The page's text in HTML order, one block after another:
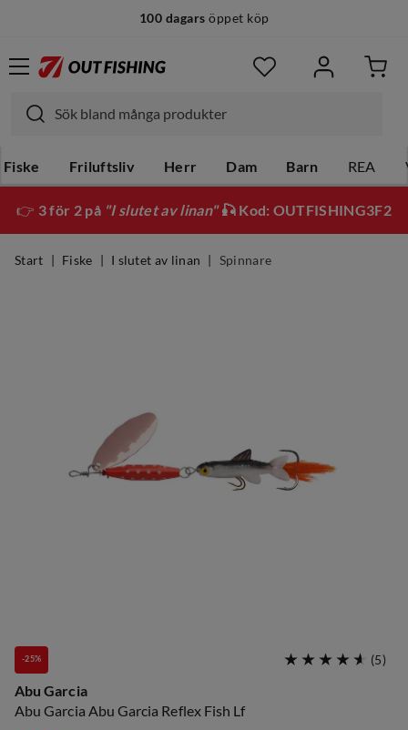
100 dagars öppet köp
Fiske Friluftsliv Herr Dam Barn REA
👉 3 för 2 på "I slutet av linan"🎣 Kod: OUTFISHING3F2
Start Fiske I slutet av linan Spinnare
-25% (5)
Abu Garcia
Abu Garcia Abu Garcia Reflex Fish Lf